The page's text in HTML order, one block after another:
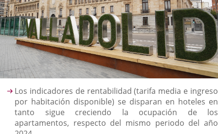
Descripción
Los indicadores de rentabilidad (tarifa media e ingreso
por habitación disponible) se disparan en hoteles en
tanto sigue creciendo la ocupación de los
apartamentos, respecto del mismo periodo del año